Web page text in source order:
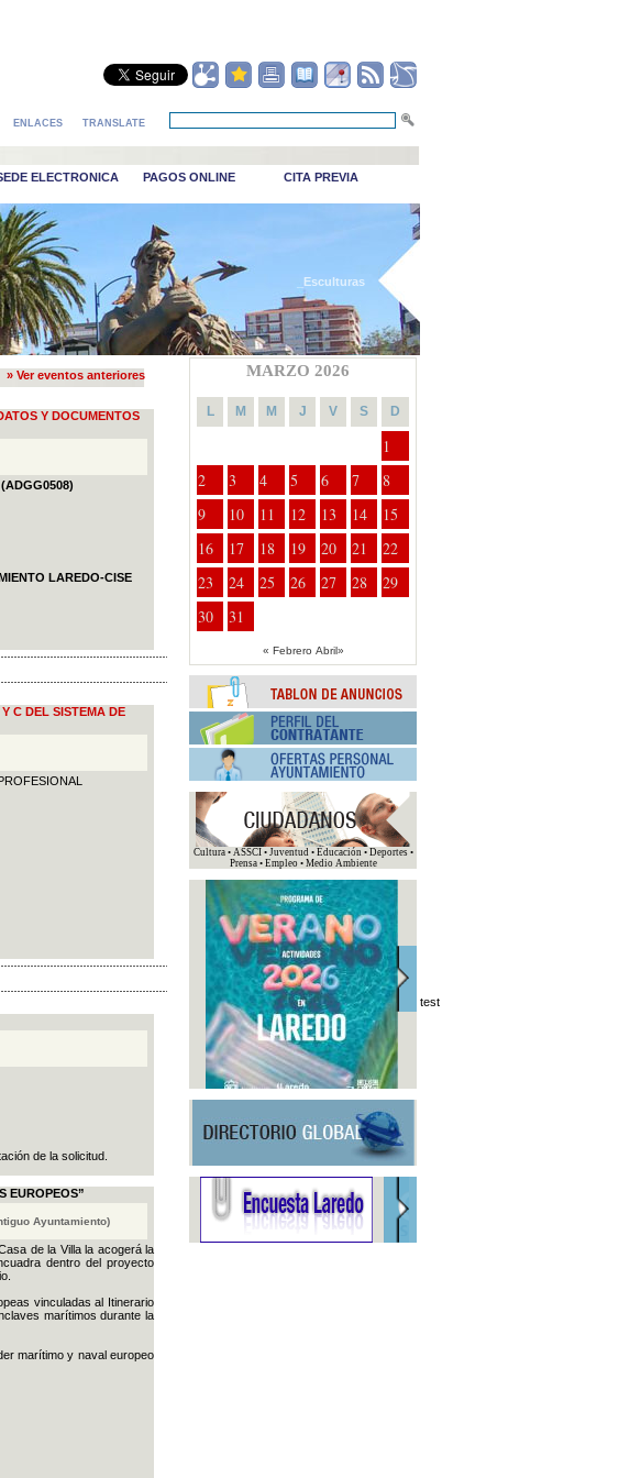
ENLACES TRANSLATE
ELECTRONICA PAGOS ONLINE CITA PREVIA
_Esculturas
» Ver eventos anteriores
Y DOCUMENTOS
LAREDO-CISE
C DEL SISTEMA DE
de la solicitud.
EUROPEOS”
Ayuntamiento)
de la Villa la acogerá la
dentro del proyecto
vinculadas al Itinerario
marítimos durante la
marítimo y naval europeo
MARZO 2026
L M M J V S D
1
2
3 4 5 6 7
8
9
10 11 12 13 14
15
16
17 18 19 20 21
22
23
24 25 26 27 28
29
30
31
« Febrero Abril»
Cultura • ASSCI • Juventud • Educación • Deportes •
Prensa • Empleo • Medio Ambiente
test